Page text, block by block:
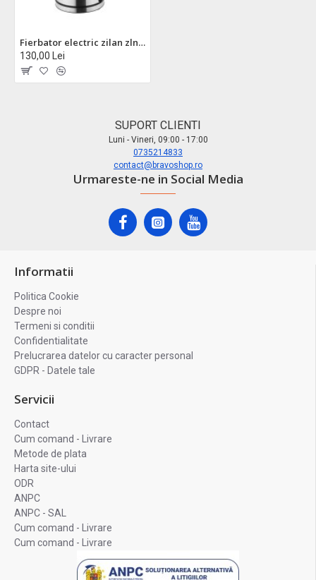
Fierbator electric zilan zln8955 - 2200w, 1.7l, control temperatura, design transparent
130,00 Lei
SUPORT CLIENTI
Luni - Vineri, 09:00 - 17:00
0735214833
contact@bravoshop.ro
Urmareste-ne in Social Media
Informatii
Politica Cookie
Despre noi
Termeni si conditii
Confidentialitate
Prelucrarea datelor cu caracter personal
GDPR - Datele tale
Servicii
Contact
Cum comand - Livrare
Metode de plata
Harta site-ului
ODR
ANPC
ANPC - SAL
Cum comand - Livrare
Cum comand - Livrare